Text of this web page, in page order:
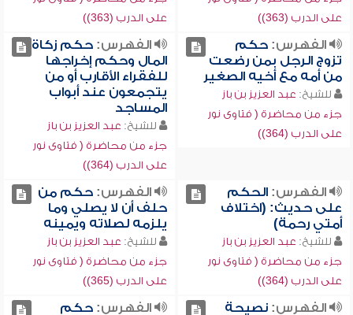
على الدرب (363))
على الدرب (363))
الفهرس:حكم
تزوج الرجل بمن رضعت
من أمه مع أخيه الصغير
للشيخ: عبد العزيز بن باز
جزء من محاضرة ( فتاوى نور
على الدرب (364))
الفهرس:حكم زكاة
المال وحكم إخراجها
للفقراء الأقارب أو من
يتجمعون عند أبواب
المساجد
للشيخ: عبد العزيز بن باز
جزء من محاضرة ( فتاوى نور
على الدرب (364))
الفهرس:الحكم
على حديث: (اختلاف
أمتي رحمة)
للشيخ: عبد العزيز بن باز
جزء من محاضرة ( فتاوى نور
على الدرب (364))
الفهرس:حكم من
حلف أن لا يصلي وما
يلزمه لصلاته ويمينه
للشيخ: عبد العزيز بن باز
جزء من محاضرة ( فتاوى نور
على الدرب (365))
الفهرس:نصيحة
الفهرس:حكم